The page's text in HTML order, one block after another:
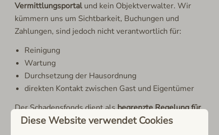
Vermittlungsportalund kein Objektverwalter. Wir
kümmern uns um Sichtbarkeit, Buchungen und
Zahlungen, sind jedoch nicht verantwortlich für:
Reinigung
Wartung
Durchsetzung der Hausordnung
direkten Kontakt zwischen Gast und Eigentümer
Der Schadensfonds dient alsbegrenzte Regelung für
nachweisbare Schädenund ersetzt weder
Diese Website verwendet Cookies